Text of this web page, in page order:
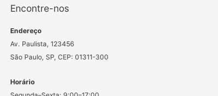
Encontre-nos
Endereço
Av. Paulista, 123456
São Paulo, SP, CEP: 01311-300
Horário